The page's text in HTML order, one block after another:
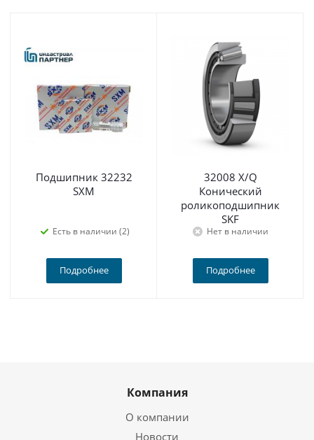
Подшипник 32232
SXM
Есть в наличии (2)
Подробнее
32008 X/Q
Конический
роликоподшипник
SKF
Нет в наличии
Подробнее
Компания
О компании
Новости